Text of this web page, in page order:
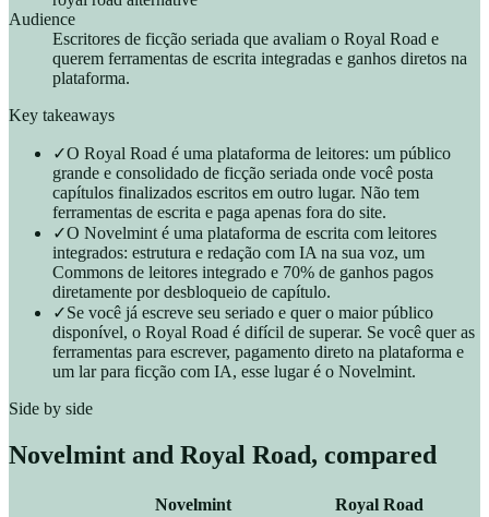
Audience
Escritores de ficção seriada que avaliam o Royal Road e
querem ferramentas de escrita integradas e ganhos diretos na
plataforma.
Key takeaways
✓O Royal Road é uma plataforma de leitores: um público
grande e consolidado de ficção seriada onde você posta
capítulos finalizados escritos em outro lugar. Não tem
ferramentas de escrita e paga apenas fora do site.
✓O Novelmint é uma plataforma de escrita com leitores
integrados: estrutura e redação com IA na sua voz, um
Commons de leitores integrado e 70% de ganhos pagos
diretamente por desbloqueio de capítulo.
✓Se você já escreve seu seriado e quer o maior público
disponível, o Royal Road é difícil de superar. Se você quer as
ferramentas para escrever, pagamento direto na plataforma e
um lar para ficção com IA, esse lugar é o Novelmint.
Side by side
Novelmint and Royal Road, compared
Novelmint Royal Road